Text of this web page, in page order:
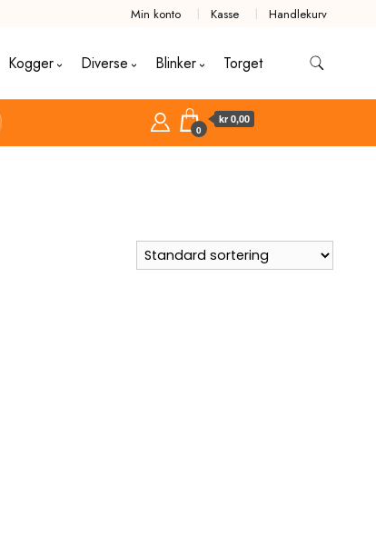
Min konto Kasse Handlekurv
Kogger Diverse Blinker Torget
0
kr 0,00